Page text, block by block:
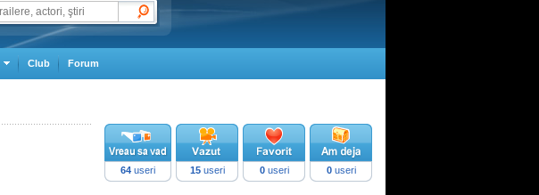
Club Forum
64 useri 15useri 0useri 0useri